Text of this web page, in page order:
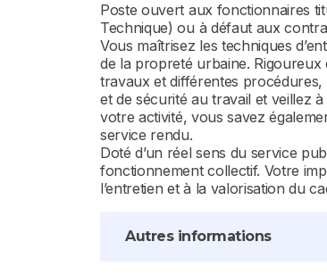
Poste ouvert aux fonctionnaires
Technique) ou à défaut aux
Vous maîtrisez les techniques
de la propreté urbaine.
travaux et différentes
et de sécurité au travail et veillez
votre activité, vous savez
service rendu.
Doté d’un réel sens du service
fonctionnement collectif. Votre
l’entretien et à la valorisation du
Autres informations